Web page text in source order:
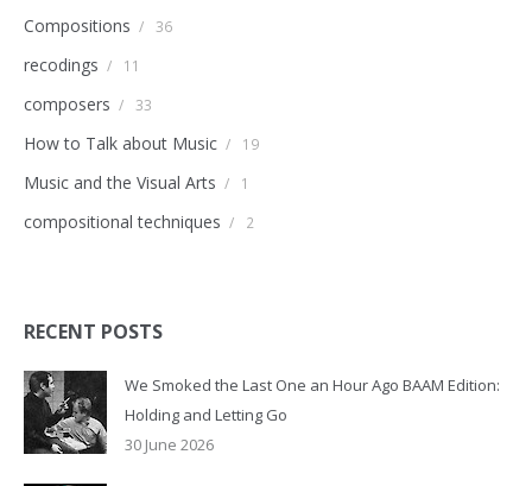
Compositions / 36
recodings / 11
composers / 33
How to Talk about Music / 19
Music and the Visual Arts / 1
compositional techniques / 2
RECENT POSTS
We Smoked the Last One an Hour Ago BAAM Edition:
Holding and Letting Go
30 June 2026